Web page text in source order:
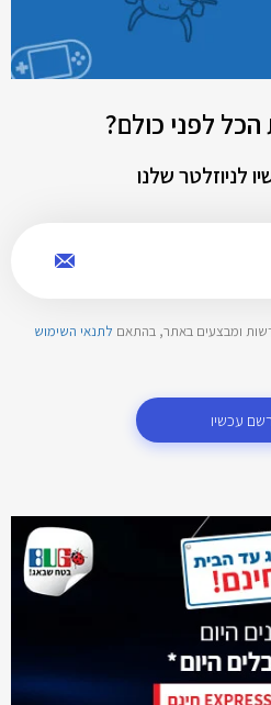
לפני כולם?
לניוזלטר שלנו
ומבצעים באתר, בהתאם לתנאי השימוש
עכשיו